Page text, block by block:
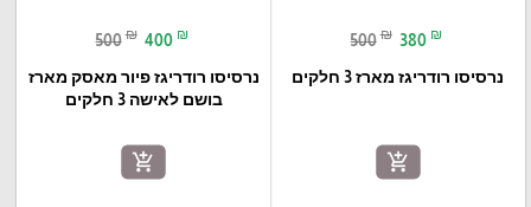
500 ₪ 380 ₪
נרסיסו רודריגז מארז 3 חלקים
add_shopping_cart
500 ₪ 400 ₪
נרסיסו רודריגז פיור מאסק מארז
בושם לאישה 3 חלקים
add_shopping_cart